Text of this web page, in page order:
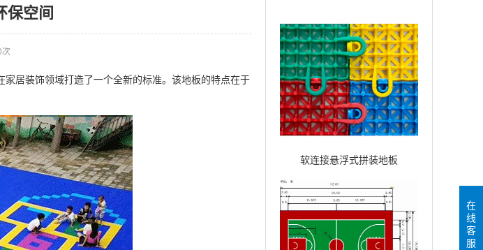
软连接悬浮式拼装地板
保空间
居装饰领域打造了一个全新的标准。该地板的特点在于
在
线
客
服